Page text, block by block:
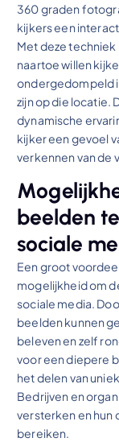
360 graden
kijkers een
Met deze techniek
naartoe willen
ondergedompeld
zijn op die locatie.
dynamische
kijker een gevoel
verkennen van de
beelden
sociale
Een groot
mogelijkheid om
sociale media.
beelden kunnen
beleven en zelf
voor een diepere
het delen van
Bedrijven en
versterken en hun
bereiken.